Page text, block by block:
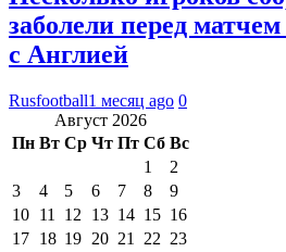
заболели перед
с Англией
Rusfootball1 месяц ago 0
Август 2026
Пн Вт Ср Чт Пт Сб Вс
1
2
3
4 5 6 7 8
9
10 11 12 13 14 15 16
17 18 19 20 21 22 23